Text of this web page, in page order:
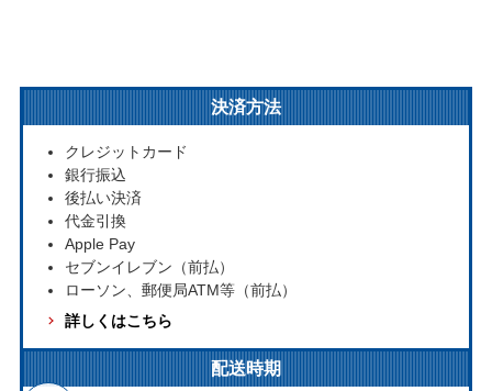
決済方法
クレジットカード
銀行振込
後払い決済
代金引換
Apple Pay
セブンイレブン（前払）
ローソン、郵便局ATM等（前払）
詳しくはこちら
配送時期